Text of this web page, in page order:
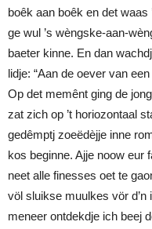
boêk aan boêk en det waas
ge wul ’s wèngske-aan-
baeter kinne. En dan
lidje: “Aan de oever van
Op det memênt ging de
zat zich op ’t horiozontaal
gedêmptj zoeëdèjje inne
kos beginne. Ajje noow eur
neet alle finesses oet te
völ sluikse muulkes vör
meneer ontdekdje ich beej